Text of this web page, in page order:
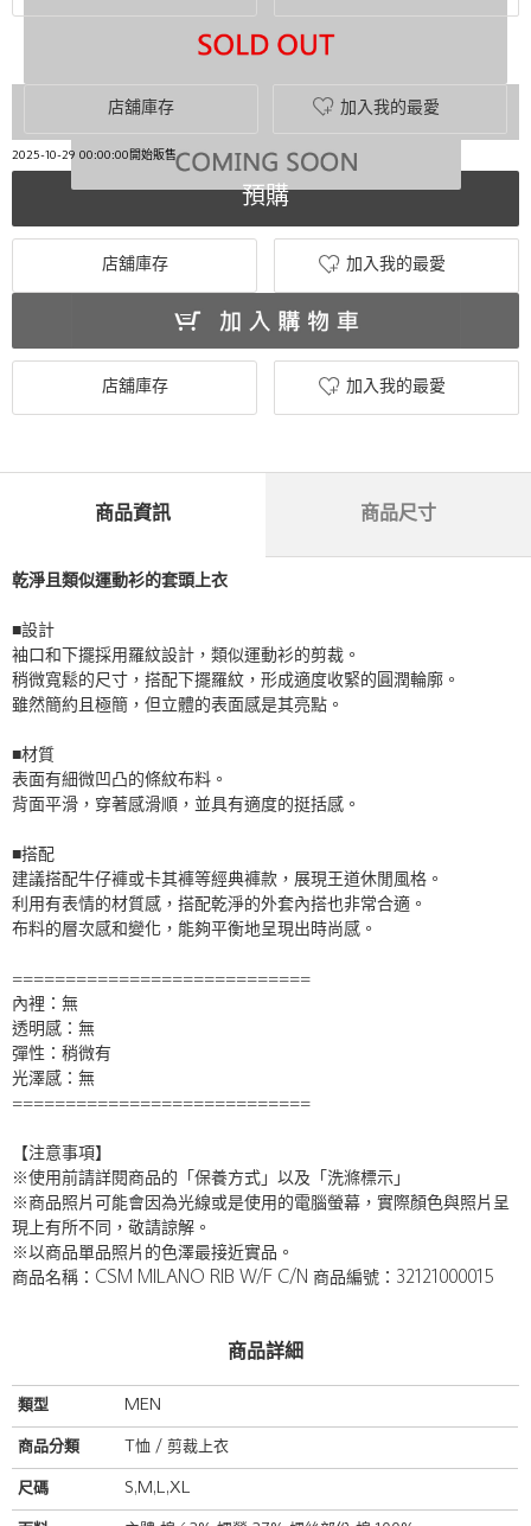
店舖庫存 加入我的最愛
2025-10-29 00:00:00開始販售
預購
店舖庫存 加入我的最愛
店舖庫存 加入我的最愛
商品資訊 商品尺寸
乾淨且類似運動衫的套頭上衣
■設計
袖口和下擺採用羅紋設計，類似運動衫的剪裁。
稍微寬鬆的尺寸，搭配下擺羅紋，形成適度收緊的圓潤輪廓。
雖然簡約且極簡，但立體的表面感是其亮點。
■材質
表面有細微凹凸的條紋布料。
背面平滑，穿著感滑順，並具有適度的挺括感。
■搭配
建議搭配牛仔褲或卡其褲等經典褲款，展現王道休閒風格。
利用有表情的材質感，搭配乾淨的外套內搭也非常合適。
布料的層次感和變化，能夠平衡地呈現出時尚感。
============================
內裡：無
透明感：無
彈性：稍微有
光澤感：無
============================
【注意事項】
※使用前請詳閱商品的「保養方式」以及「洗滌標示」
※商品照片可能會因為光線或是使用的電腦螢幕，實際顏色與照片呈
現上有所不同，敬請諒解。
※以商品單品照片的色澤最接近實品。
商品名稱：CSM MILANO RIB W/F C/N 商品編號：32121000015
商品詳細
類型 MEN
商品分類 T恤 / 剪裁上衣
尺碼 S,M,L,XL